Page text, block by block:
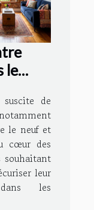
le
de
le neuf et
cœur des
souhaitant
leur
les